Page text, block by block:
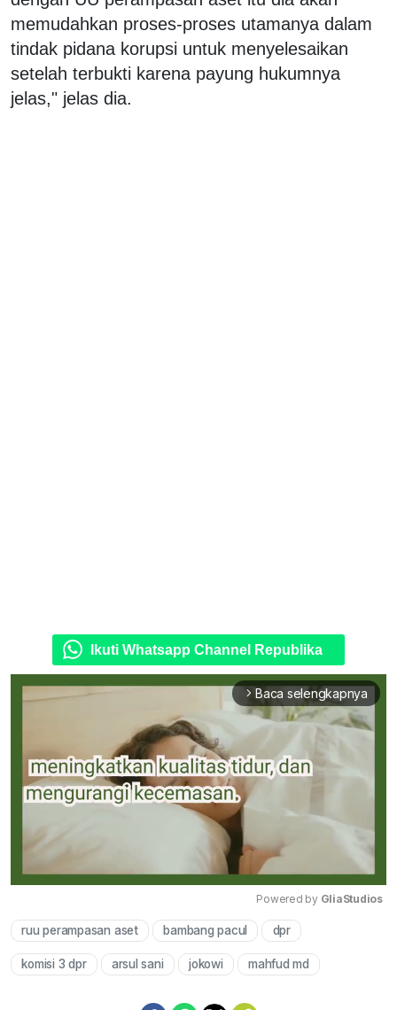
memudahkan proses-proses utamanya dalam
tindak pidana korupsi untuk menyelesaikan
setelah terbukti karena payung hukumnya
jelas," jelas dia.
Ikuti Whatsapp Channel Republika
arrow_forward_ios Baca selengkapnya
Powered by GliaStudios
ruu perampasan aset bambang pacul dpr
komisi 3 dpr arsul sani jokowi mahfud md